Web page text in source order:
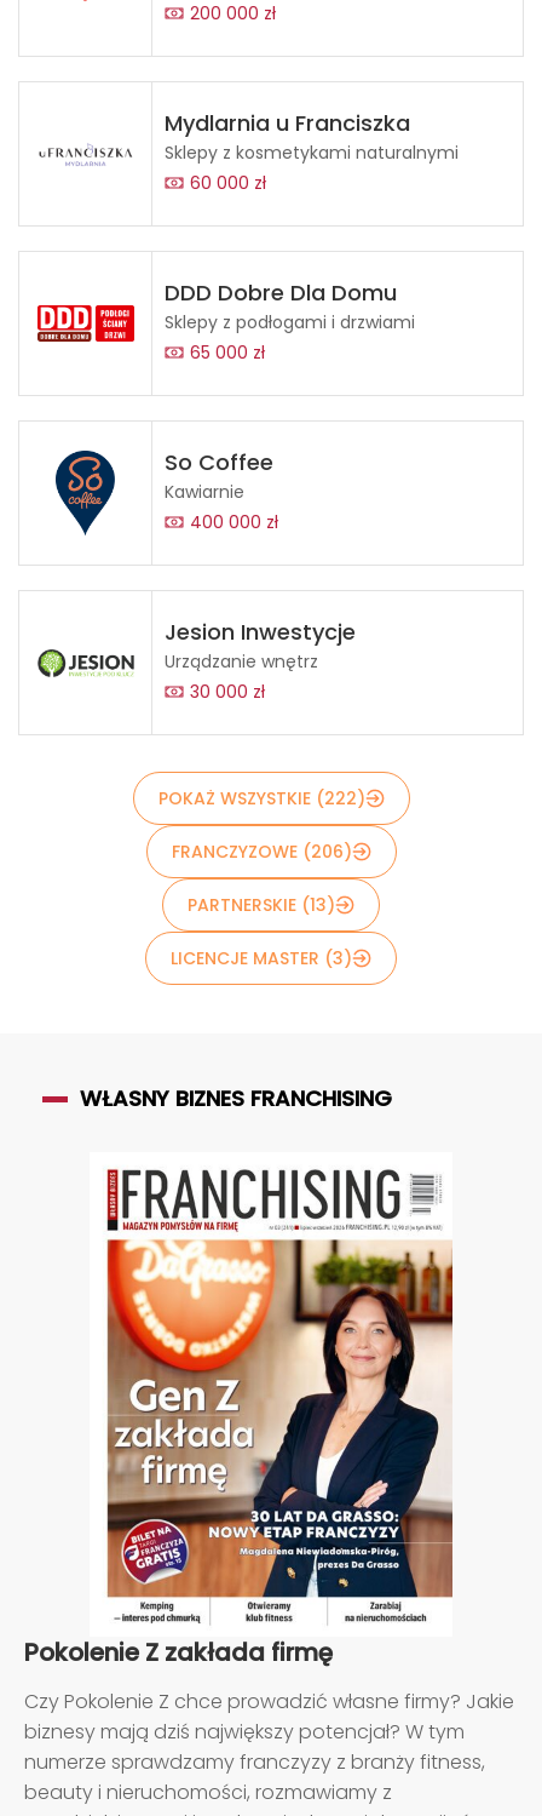
200 000 zł
Mydlarnia u Franciszka
Sklepy z kosmetykami naturalnymi
60 000 zł
DDD Dobre Dla Domu
Sklepy z podłogami i drzwiami
65 000 zł
So Coffee
Kawiarnie
400 000 zł
Jesion Inwestycje
Urządzanie wnętrz
30 000 zł
POKAŻ WSZYSTKIE (222)
FRANCZYZOWE (206)
PARTNERSKIE (13)
LICENCJE MASTER (3)
WŁASNY BIZNES FRANCHISING
Pokolenie Z zakłada firmę
Czy Pokolenie Z chce prowadzić własne firmy? Jakie
biznesy mają dziś największy potencjał? W tym
numerze sprawdzamy franczyzy z branży fitness,
beauty i nieruchomości, rozmawiamy z